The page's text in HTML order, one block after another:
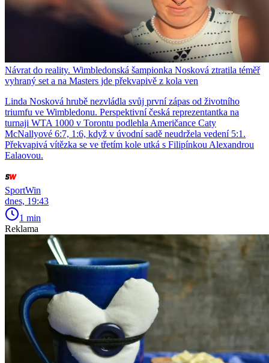
Návrat do reality. Wimbledonská šampionka Nosková ztratila téměř
vyhraný set a na Masters jde překvapivě z kola ven
Linda Nosková hrubě nezvládla svůj první zápas od životního
triumfu ve Wimbledonu. Perspektivní česká reprezentantka na
turnaji WTA 1000 v Torontu podlehla Američance Caty
McNallyové 6:7, 1:6, když v úvodní sadě neudržela vedení 5:1.
Překvapivá vítězka se ve třetím kole utká s Filipínkou Alexandrou
Ealaovou.
SportWin
dnes, 19:43
1 min
Reklama